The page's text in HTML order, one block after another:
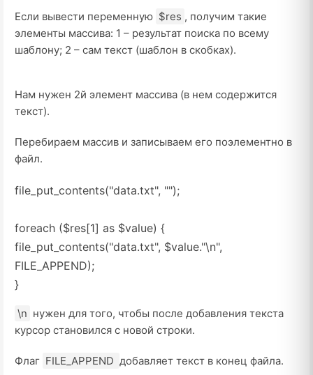
Если вывести переменную $res , получим такие
элементы массива: 1 – результат поиска по всему
шаблону; 2 – сам текст (шаблон в скобках).
Нам нужен 2й элемент массива (в нем содержится
текст).
Перебираем массив и записываем его поэлементно в
файл.
file_put_contents("data.txt", "");
foreach ($res[1] as $value) {
file_put_contents("data.txt", $value."\n",
FILE_APPEND);
}
\n нужен для того, чтобы после добавления текста
курсор становился с новой строки.
Флаг FILE_APPEND добавляет текст в конец файла.